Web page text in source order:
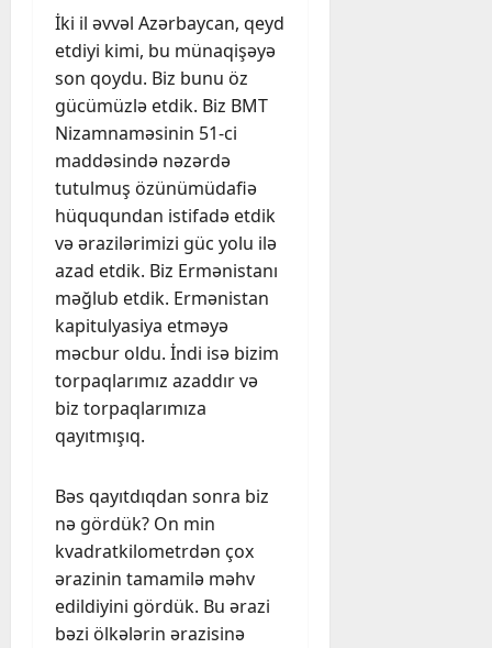
İki il əvvəl Azərbaycan, qeyd
etdiyi kimi, bu münaqişəyə
son qoydu. Biz bunu öz
gücümüzlə etdik. Biz BMT
Nizamnaməsinin 51-ci
maddəsində nəzərdə
tutulmuş özünümüdafiə
hüququndan istifadə etdik
və ərazilərimizi güc yolu ilə
azad etdik. Biz Ermənistanı
məğlub etdik. Ermənistan
kapitulyasiya etməyə
məcbur oldu. İndi isə bizim
torpaqlarımız azaddır və
biz torpaqlarımıza
qayıtmışıq.
Bəs qayıtdıqdan sonra biz
nə gördük? On min
kvadratkilometrdən çox
ərazinin tamamilə məhv
edildiyini gördük. Bu ərazi
bəzi ölkələrin ərazisinə